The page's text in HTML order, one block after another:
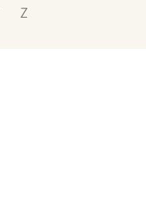
Z